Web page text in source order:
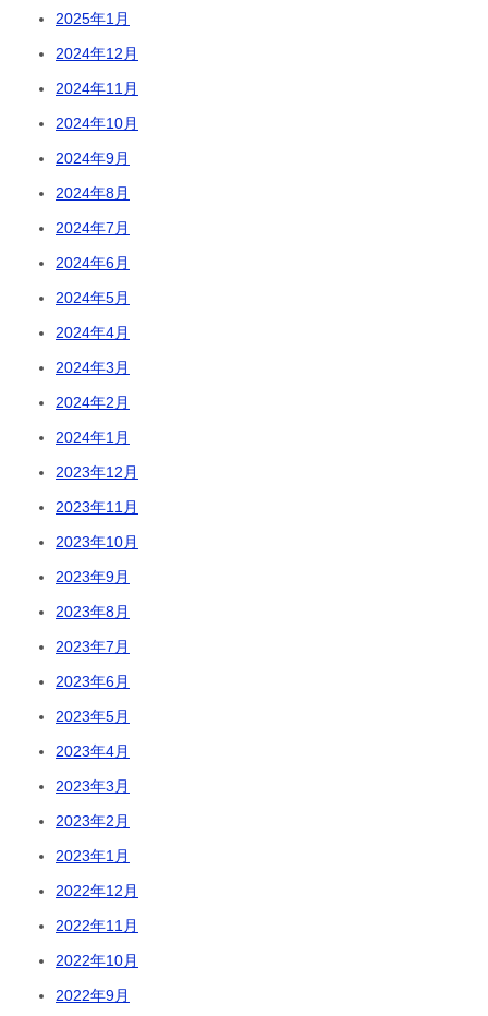
2025年1月
2024年12月
2024年11月
2024年10月
2024年9月
2024年8月
2024年7月
2024年6月
2024年5月
2024年4月
2024年3月
2024年2月
2024年1月
2023年12月
2023年11月
2023年10月
2023年9月
2023年8月
2023年7月
2023年6月
2023年5月
2023年4月
2023年3月
2023年2月
2023年1月
2022年12月
2022年11月
2022年10月
2022年9月